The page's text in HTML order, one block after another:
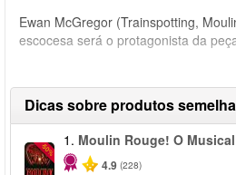
Ewan McGregor (Trainspotting,
escocesa será o protagonista da
Dicas sobre produtos
-50%
1. Moulin Rouge! O Musical
4.9 (228)